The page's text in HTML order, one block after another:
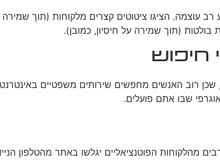
רב עוצמה. הציגו ציטוטים קצרים מלקוחות (תוך
(תוך שמירה על חיסיון, כמובן).
חיפוש
שכן רוב האנשים מחפשים שירותים משפטיים
שבו אתם פועלים.
מהלקוחות הפוטנציאליים יגלשו באתר מהטלפון